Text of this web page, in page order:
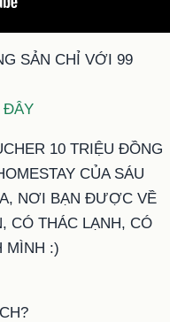
SẢN CHỈ VỚI 99
ĐÂY
10 TRIỆU ĐỒNG
CỦA SÁU
NƠI BẠN ĐƯỢC VỀ
CÓ THÁC LẠNH, CÓ
MÌNH :)